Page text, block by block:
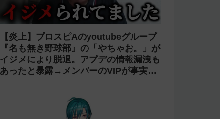
【炎上】プロスピAのyoutubeグループ
『名も無き野球部』の「やちゃお。」が
イジメにより脱退。アプデの情報漏洩も
あったと暴露→メンバーのVIPが事実無